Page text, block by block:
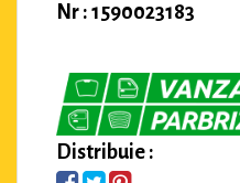
Nr : 1590023183
Distribuie :